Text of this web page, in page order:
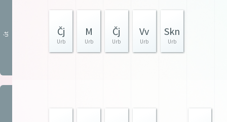
út Čj
Urb
M
Urb
Čj
Urb
Vv
Urb
Skn
Urb